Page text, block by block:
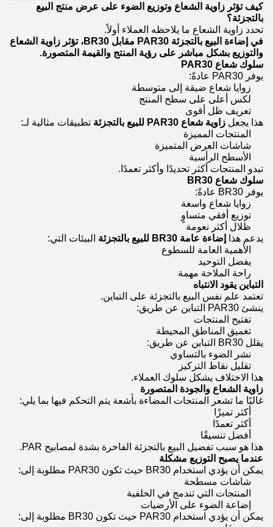
كيف تؤثر زاوية الشعاع وتوزيع الضوء على عرض منتج البيع
بالتجزئة؟
تحدد زاوية الشعاع ما يلاحظه العملاء أولاً.
في إضاءة البيع بالتجزئة PAR30 مقابل BR30، تؤثر زاوية الشعاع
والتوزيع بشكل مباشر على رؤية المنتج والقيمة المتصورة.
سلوك شعاع PAR30
يوفر PAR30 عادةً:
زوايا شعاع ضيقة إلى متوسطة
لكس أعلى على سطح المنتج
تعريف ظل أقوى
هذا يجعل زاوية شعاع PAR30 للبيع بالتجزئة
تطبيقات مثالية لـ:
المنتجات المميزة
شاشات العرض المتميزة
الأسطح الرأسية
تبدو المنتجات أكثر تحديدًا وأكثر تعمدًا.
سلوك شعاع BR30
يوفر BR30 عادةً:
زوايا شعاع واسعة
توزيع أفقي متساوٍ
ظلال أكثر نعومة
يدعم هذا
إضاءة عامة BR30 للبيع بالتجزئة
البيئات التي:
الأهمية العامة للسطوع
يفضل التوحيد
راحة الملاحة مهمة
التباين يقود الانتباه
تعتمد علم نفس البيع بالتجزئة على التباين.
ينشئ PAR30 التباين عن طريق:
تفتيح المنتجات
تغميق المناطق المحيطة
يقلل BR30 التباين عن طريق:
نشر الضوء بالتساوي
تقليل نقاط التركيز
هذا الاختلاف يشكل سلوك العملاء.
زاوية الشعاع والجودة المتصورة
غالبًا ما تشعر المنتجات المضاءة بأشعة يتم التحكم فيها بما يلي:
أكثر تميزًا
أكثر تعمدًا
أفضل تنسيقًا
هذا هو سبب تفضيل البيع بالتجزئة الفاخرة بشدة لمصابيح PAR.
عندما يصبح التوزيع مشكلة
يمكن أن يؤدي استخدام BR30 حيث تكون PAR30 مطلوبة إلى:
شاشات مسطحة
المنتجات التي تندمج في الخلفية
إضاعة الضوء على الأرضيات
يمكن أن يؤدي استخدام PAR30 حيث تكون BR30 مطلوبة إلى: